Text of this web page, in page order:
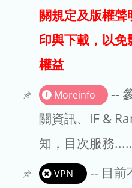
文章
關規定及版權
印與下載，以免
權益
Moreinfo
--
關資訊、IF &
知，目次服務.....
VPN
-- 目前